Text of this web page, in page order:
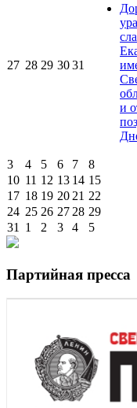
27 28 29 3031
и
3 4 5 6 7 8
10 11 12 13 14 15
17 18 19 20 21 22
24 25 26 27 28 29
31
1 2 3 4 5
Партийная пресса